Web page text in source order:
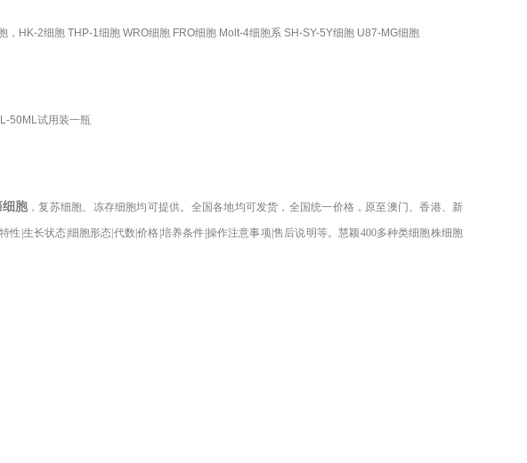
HK-2细胞 THP-1细胞 WRO细胞 FRO细胞 Molt-4细胞系 SH-SY-5Y细胞 U87-MG细胞
50ML试用装一瓶
胞，复苏细胞、冻存细胞均可提供。全国各地均可发货，全国统一价格，原至澳门、香港、新
|生长状态|细胞形态|代数|价格|培养条件|操作注意事项|售后说明等。慧颖400多种类细胞株细胞